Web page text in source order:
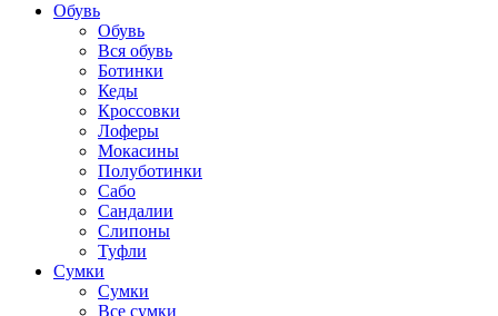
Обувь
Обувь
Вся обувь
Ботинки
Кеды
Кроссовки
Лоферы
Мокасины
Полуботинки
Сабо
Сандалии
Слипоны
Туфли
Сумки
Сумки
Все сумки